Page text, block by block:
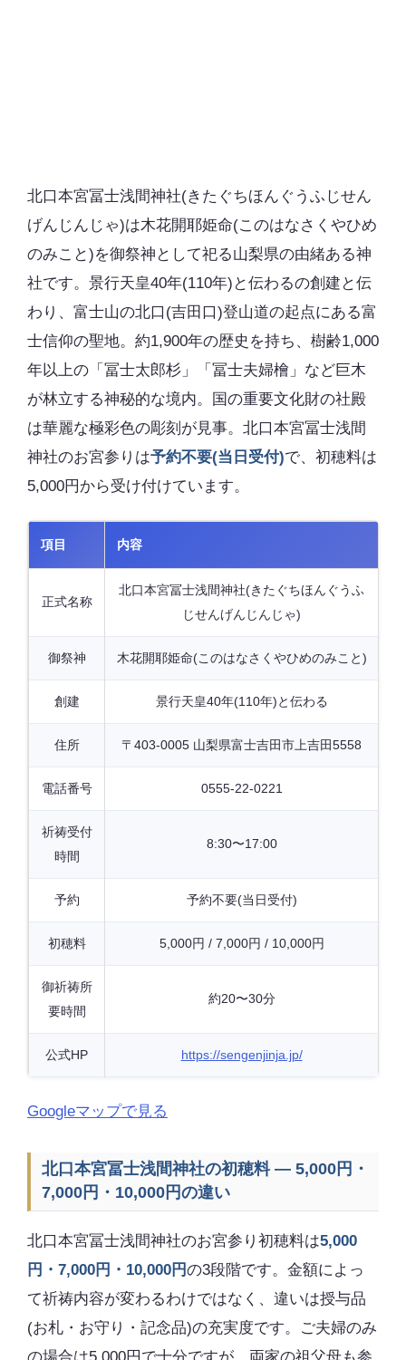
北口本宮冨士浅間神社(きたぐちほんぐうふじせん
げんじんじゃ)は木花開耶姫命(このはなさくやひめ
のみこと)を御祭神として祀る山梨県の由緒ある神
社です。景行天皇40年(110年)と伝わるの創建と伝
わり、富士山の北口(吉田口)登山道の起点にある富
士信仰の聖地。約1,900年の歴史を持ち、樹齢1,000
年以上の「冨士太郎杉」「冨士夫婦檜」など巨木
が林立する神秘的な境内。国の重要文化財の社殿
は華麗な極彩色の彫刻が見事。北口本宮冨士浅間
神社のお宮参りは予約不要(当日受付)で、初穂料は
5,000円から受け付けています。
項目 内容
正式名称
北口本宮冨士浅間神社(きたぐちほんぐうふ
じせんげんじんじゃ)
御祭神 木花開耶姫命(このはなさくやひめのみこと)
創建 景行天皇40年(110年)と伝わる
住所 〒403-0005 山梨県富士吉田市上吉田5558
電話番号 0555-22-0221
祈祷受付
時間
8:30〜17:00
予約 予約不要(当日受付)
初穂料 5,000円 / 7,000円 / 10,000円
御祈祷所
要時間
約20〜30分
公式HP https://sengenjinja.jp/
Googleマップで見る
北口本宮冨士浅間神社の初穂料 — 5,000円・
7,000円・10,000円の違い
北口本宮冨士浅間神社のお宮参り初穂料は5,000
円・7,000円・10,000円の3段階です。金額によっ
て祈祷内容が変わるわけではなく、違いは授与品
(お札・お守り・記念品)の充実度です。ご夫婦のみ